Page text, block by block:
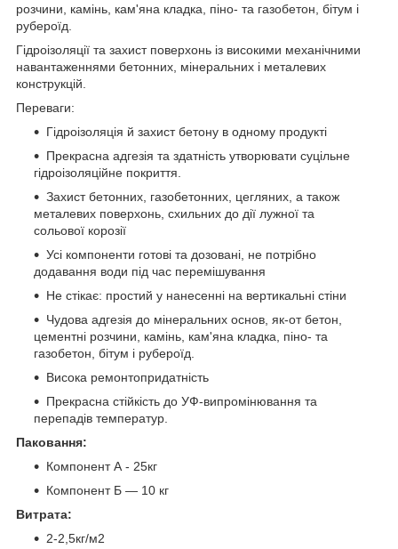
розчини, камінь, кам'яна кладка, піно- та газобетон, бітум і
рубероїд.
Гідроізоляції та захист поверхонь із високими механічними
навантаженнями бетонних, мінеральних і металевих
конструкцій.
Переваги:
Гідроізоляція й захист бетону в одному продукті
Прекрасна адгезія та здатність утворювати суцільне
гідроізоляційне покриття.
Захист бетонних, газобетонних, цегляних, а також
металевих поверхонь, схильних до дії лужної та
сольової корозії
Усі компоненти готові та дозовані, не потрібно
додавання води під час перемішування
Не стікає: простий у нанесенні на вертикальні стіни
Чудова адгезія до мінеральних основ, як-от бетон,
цементні розчини, камінь, кам'яна кладка, піно- та
газобетон, бітум і рубероїд.
Висока ремонтопридатність
Прекрасна стійкість до УФ-випромінювання та
перепадів температур.
Паковання:
Компонент А - 25кг
Компонент Б — 10 кг
Витрата:
2-2,5кг/м2